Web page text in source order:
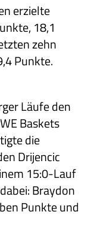
erzielte
18,1
zehn
Punkte.
Läufe den
Baskets
die
Drijencic
15:0-Lauf
Braydon
Punkte und